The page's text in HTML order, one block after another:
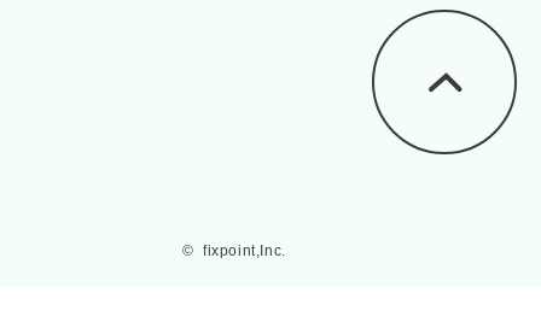
©  fixpoint,Inc.